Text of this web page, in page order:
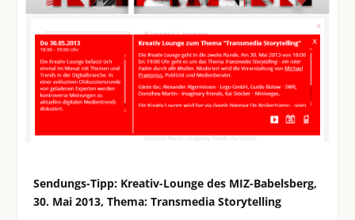
Sendungs-Tipp: Kreativ-Lounge des MIZ-Babelsberg,
30. Mai 2013, Thema: Transmedia Storytelling